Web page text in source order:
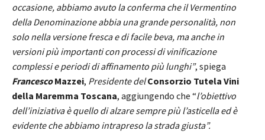
occasione, abbiamo avuto la conferma che il Vermentino
della Denominazione abbia una grande personalità, non
solo nella versione fresca e di facile beva, ma anche in
versioni più importanti con processi di vinificazione
complessi e periodi di affinamento più lunghi”, spiega
FrancescoMazzei, Presidente delConsorzio Tutela Vini
della Maremma Toscana, aggiungendo che “l’obiettivo
dell’iniziativa è quello di alzare sempre più l’asticella ed è
evidente che abbiamo intrapreso la strada giusta”.